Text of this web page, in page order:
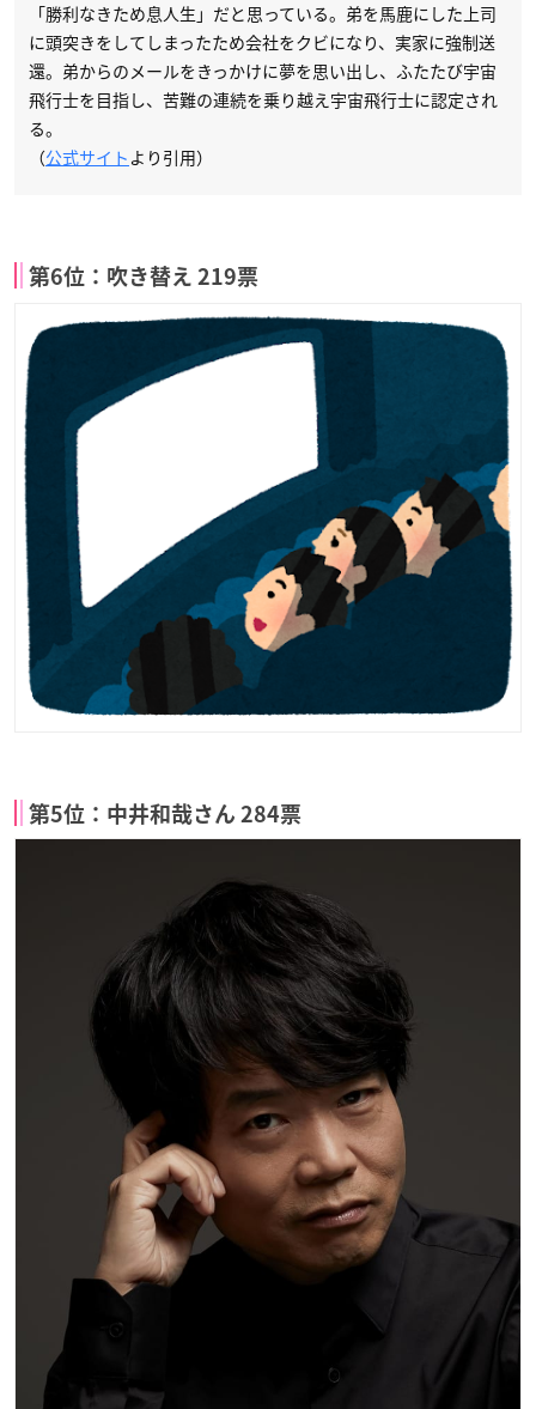
「勝利なきため息人生」だと思っている。弟を馬鹿にした上司
に頭突きをしてしまったため会社をクビになり、実家に強制送
還。弟からのメールをきっかけに夢を思い出し、ふたたび宇宙
飛行士を目指し、苦難の連続を乗り越え宇宙飛行士に認定され
る。
（公式サイト より引用）
第6位：吹き替え 219票
第5位：中井和哉さん 284票